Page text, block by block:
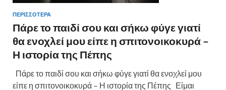
ΠΕΡΙΣΣΟΤΕΡΑ
Πάρε το παιδί σου και σήκω φύγε γιατί
θα ενοχλεί μου είπε η σπιτονοικοκυρά –
Η ιστορία της Πέπης
Πάρε το παιδί σου και σήκω φύγε γιατί θα ενοχλεί μου
είπε η σπιτονοικοκυρά – Η ιστορία της Πέπης Είμαι